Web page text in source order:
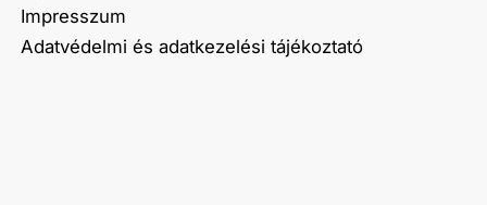
Impresszum
Adatvédelmi és adatkezelési tájékoztató